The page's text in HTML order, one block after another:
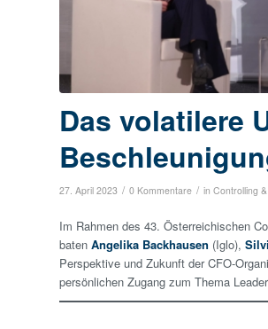
Das volatilere
27. April 2023 / 0 Kommentare / in Controlling
Im Rahmen des 43. Österreichischen
baten Angelika Backhausen (Iglo),
Perspektive und Zukunft der CFO-
persönlichen Zugang zum Thema